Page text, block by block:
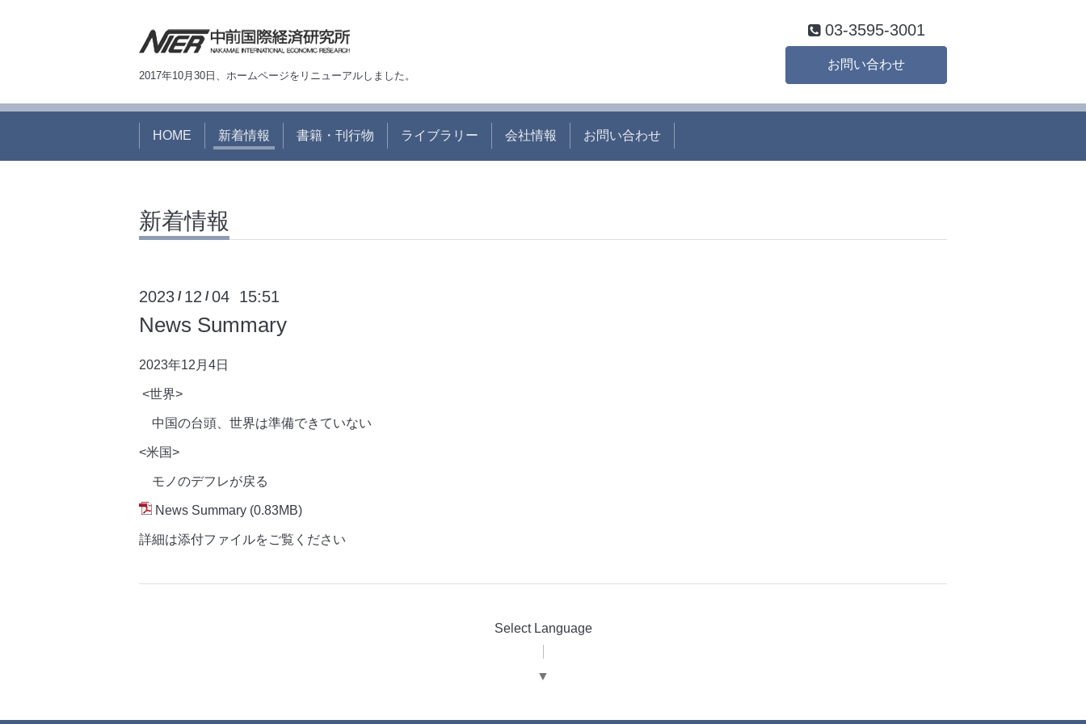
2017年10月30日、ホームページをリニューアルしました。
03-3595-3001
お問い合わせ
HOME 新着情報 書籍・刊行物 ライブラリー 会社情報 お問い合わせ
新着情報
2023 / 12 /04 15:51
News Summary
2023年12月4日
<世界>
中国の台頭、世界は準備できていない
<米国>
モノのデフレが戻る
News Summary (0.83MB)
詳細は添付ファイルをご覧ください
Select Language
▼